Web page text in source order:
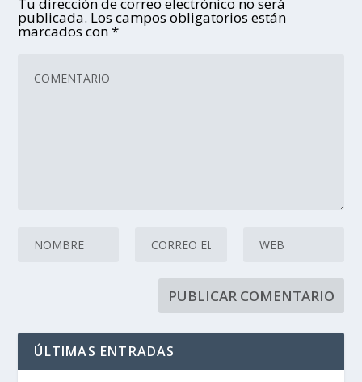
publicada. Los campos obligatorios están
marcados con*
ÚLTIMAS ENTRADAS